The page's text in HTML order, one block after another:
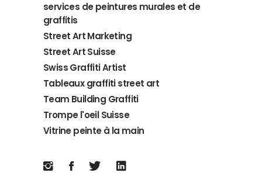
services de peintures murales et de
graffitis
Street Art Marketing
Street Art Suisse
Swiss Graffiti Artist
Tableaux graffiti street art
Team Building Graffiti
Trompe l'oeil Suisse
Vitrine peinte à la main